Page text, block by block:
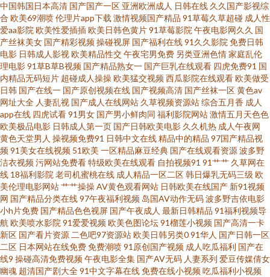
激情综合传媒 国产91绿帽老婆合集 日韩天美七区12 91碰碰碰 国产成人日本
在线视频 人人操人人干福利看片 黄色三级网 日韩欧美成人网站日韩 91免费
国产黑丝视频 国产精诚精品 青青草青娱乐91 91n二区 www91日韩 欧美日韩
久久网 51福利社区导航 www尤物在线 久久亚洲 无码妻精品一区二区 91午夜
好看得电影网 九九激情网 午夜福利视频合集 91站能在线免费观看 九月丁香
七月婷婷 婷婷丁香花一区 91人人妻人人藻 久草男人av天堂 天堂素人搭讪 91
碰在线视频观看 国产ts人妖在线播放 日韩成人网 91剧场 东方成人Av片在线
欧美色图41P 91美女玉足 福利导航网 欧美日韩在线一区不卡 91r热久久99 av
网站在线不卡了 人妻婷婷在线网观看 91成人黄色电影大全 成人77网站 色思
中国韩国日本高清 国产国产一区 亚洲欧洲成人 日韩在线 久久国产影视综
合 欧美69潮喷伦理片app下载 激情视频国产精品 91草莓久草超碰 成人性
爱aa影院 欧美性爱插插欧美日韩色黄片91草莓影院 午夜电影网久久 国
产丝袜美女 国产精彩视频操碰视屏 国产福利在线91久久影院 免费日韩
电影 日韩成人影视欧美精品性交午夜宅男免费 另类亚洲色情家庭乱伦
理电影91草B草B视频 国产精品熟女一 国产巨乳在线观看 四虎免费91 国
内精品无码短片 超碰成人操操欧美猛交视频西瓜影院在线观看欧美做受
日韩 国产在线一 国产原创视频在线 国产视频高清 国产丝袜一区黄色av
网址大全 人妻乱视 国产成人在线网站 久草视频资源站综合五月香 成人
app在线 四虎试看91男女 国产男小鲜肉同 福利影院网站激情五月天色色
欧美极品电影 日韩成人第一页 国产日韩欧美电影 久久机热 成人午夜网
黄色天堂男人 操视频免费91 日韩中文在线精品中的精品 97国产精品视
频91美女在线视频 51欧美 一区精品麻豆经典 国产在线观看资源波多野
洁衣视频污网站免费看特级欧美在线观看 自拍视频91 91艹艹 久草网在
线 18福利影院 老司机蜜桃在线 成人精品一区二区韩日爆乳无码三级 欧
美伦理电影网站艹艹操操AV黄色观看网站 日韩欧美在线国产 新91视频
网 国产精品分类在线97午夜福利视频 岛国AV动作无码波多野吉依电影
小h片免费 国产精品色色视屏 国产午夜成人 最新日韩精品 91福利视频导
航 欧美喷水影院 91爱爱视频欧美色图论坛91榴莲小视频 国产高清一卡
新区 国产看片资源 二色吧97资源站欧美日韩另类091华人 国产日韩一区
二区 日本网站在线免费免费潮喷91原创国产视频 成人吃瓜福利 国产在
线9 操碰高清免费视频午夜电影全集 国产AV无码 人妻系列 爱豆传媒倩女
幽魂 超清国产剧大全91中文字幕在线免费在线小视频吃瓜福利小视频